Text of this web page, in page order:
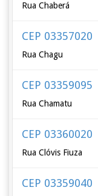
Rua Chaberá
CEP 03357020
Rua Chagu
CEP 03359095
Rua Chamatu
CEP 03360020
Rua Clóvis Fiuza
CEP 03359040